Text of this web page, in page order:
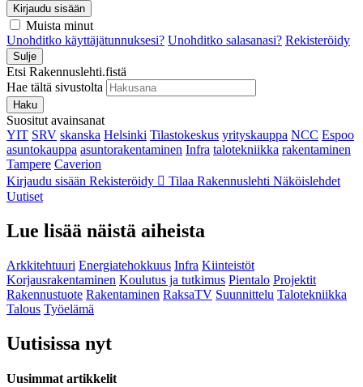
Kirjaudu sisään
Muista minut
Unohditko käyttäjätunnuksesi? Unohditko salasanasi? Rekisteröidy
Sulje
Etsi Rakennuslehti.fistä
Hae tältä sivustolta
Haku
Suositut avainsanat
YIT SRV skanska Helsinki Tilastokeskus yrityskauppa NCC Espoo
asuntokauppa asuntorakentaminen Infra talotekniikka rakentaminen
Tampere Caverion
Kirjaudu sisään Rekisteröidy Tilaa Rakennuslehti Näköislehdet
Uutiset
Lue lisää näistä aiheista
Arkkitehtuuri Energiatehokkuus Infra Kiinteistöt
Korjausrakentaminen Koulutus ja tutkimus Pientalo Projektit
Rakennustuote Rakentaminen RaksaTV Suunnittelu Talotekniikka
Talous Työelämä
Uutisissa nyt
Uusimmat artikkelit